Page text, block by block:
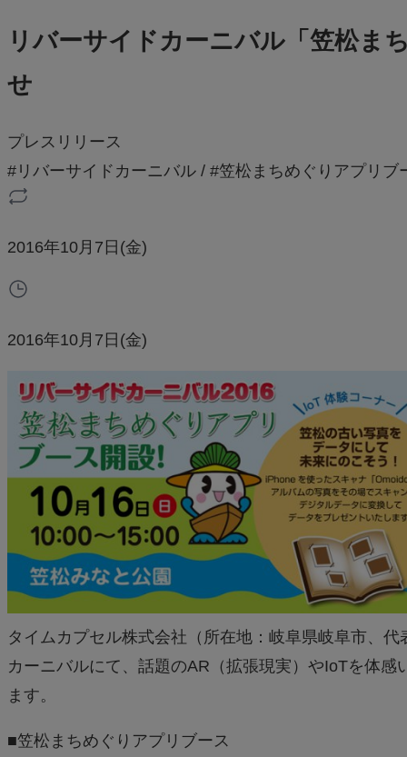
リバーサイドカーニバル「笠松ま
せ
プレスリリース
#リバーサイドカーニバル / #笠松まちめぐりアプリブ
2016年10月7日(金)
2016年10月7日(金)
タイムカプセル株式会社（所在地：岐阜県岐阜市、
カーニバルにて、話題のAR（拡張現実）やIoTを体感
ます。
■笠松まちめぐりアプリブース